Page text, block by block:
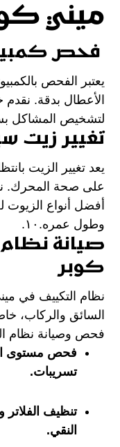
ميني
فحص
يعتبر الفحص
الأعطال بدقة. نقدم
لتشخيص المشاكل
تغيير زيت
يعد تغيير الزيت
على صحة المحرك.
أفضل أنواع
وطول عمره.١٠.
صيانة
كوبر
نظام التكييف في
السائق والركاب،
فحص وصيانة نظام
فحص مستوى
تسريبات.
تنظيف الفلاتر
النقي.